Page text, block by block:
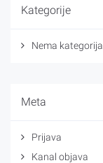
Kategorije
Nema kategorija
Meta
Prijava
Kanal objava